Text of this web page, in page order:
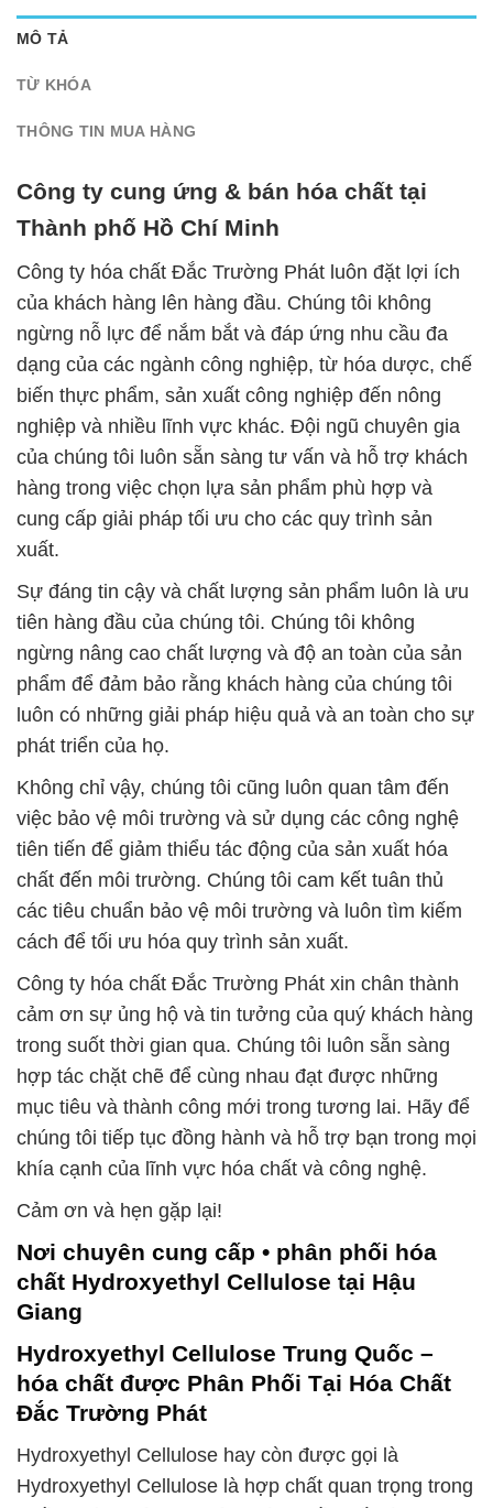
MÔ TẢ
TỪ KHÓA
THÔNG TIN MUA HÀNG
Công ty cung ứng & bán hóa chất tại
Thành phố Hồ Chí Minh
Công ty hóa chất Đắc Trường Phát luôn đặt lợi ích
của khách hàng lên hàng đầu. Chúng tôi không
ngừng nỗ lực để nắm bắt và đáp ứng nhu cầu đa
dạng của các ngành công nghiệp, từ hóa dược, chế
biến thực phẩm, sản xuất công nghiệp đến nông
nghiệp và nhiều lĩnh vực khác. Đội ngũ chuyên gia
của chúng tôi luôn sẵn sàng tư vấn và hỗ trợ khách
hàng trong việc chọn lựa sản phẩm phù hợp và
cung cấp giải pháp tối ưu cho các quy trình sản
xuất.
Sự đáng tin cậy và chất lượng sản phẩm luôn là ưu
tiên hàng đầu của chúng tôi. Chúng tôi không
ngừng nâng cao chất lượng và độ an toàn của sản
phẩm để đảm bảo rằng khách hàng của chúng tôi
luôn có những giải pháp hiệu quả và an toàn cho sự
phát triển của họ.
Không chỉ vậy, chúng tôi cũng luôn quan tâm đến
việc bảo vệ môi trường và sử dụng các công nghệ
tiên tiến để giảm thiểu tác động của sản xuất hóa
chất đến môi trường. Chúng tôi cam kết tuân thủ
các tiêu chuẩn bảo vệ môi trường và luôn tìm kiếm
cách để tối ưu hóa quy trình sản xuất.
Công ty hóa chất Đắc Trường Phát xin chân thành
cảm ơn sự ủng hộ và tin tưởng của quý khách hàng
trong suốt thời gian qua. Chúng tôi luôn sẵn sàng
hợp tác chặt chẽ để cùng nhau đạt được những
mục tiêu và thành công mới trong tương lai. Hãy để
chúng tôi tiếp tục đồng hành và hỗ trợ bạn trong mọi
khía cạnh của lĩnh vực hóa chất và công nghệ.
Cảm ơn và hẹn gặp lại!
Nơi chuyên cung cấp • phân phối hóa
chất Hydroxyethyl Cellulose tại Hậu
Giang
Hydroxyethyl Cellulose Trung Quốc –
hóa chất được Phân Phối Tại Hóa Chất
Đắc Trường Phát
Hydroxyethyl Cellulose hay còn được gọi là
Hydroxyethyl Cellulose là hợp chất quan trọng trong